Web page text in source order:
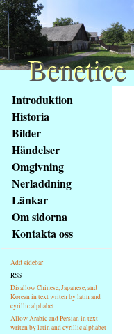
obsah
stránky
Klávesové
zkratky
tomto
webu
základní
Hlavní
strana
Introduktion
Historia
Bilder
Händelser
Omgivning
Nerladdning
Länkar
Om sidorna
Kontakta oss
Add sidebar
RSS
Disallow Chinese, Japanese, and
Korean in text writen by latin and
cyrillic alphabet
Allow Arabic and Persian in text
writen by latin and cyrillic alphabet
Benetice
Benetice